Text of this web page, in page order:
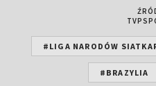
#LIGA NARODÓW
#BRAZYLIA